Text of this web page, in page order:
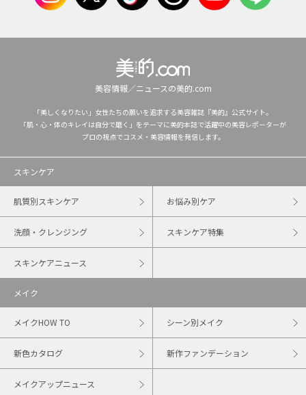
美容情報／ニュースの美的.com
「美しくなりたい」女性たちの願いを追求する美容雑誌『美的』公式サイト。
「肌・心・体のキレイは自分で磨く」をテーマに美的本誌で活躍中の美容レポーターが
プロの視点でコスメ・美容情報を発信します。
スキンケア
肌質別スキンケア お悩み別ケア
洗顔・クレンジング スキンケア特集
スキンケアニュース
メイク
メイクHOW TO シーン別メイク
新色カタログ 新作ファンデーション
メイクアップニュース